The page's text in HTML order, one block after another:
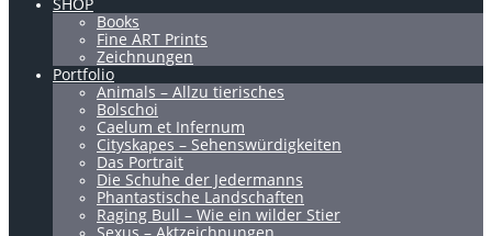
Books
Fine ART Prints
Zeichnungen
Portfolio
Animals – Allzu tierisches
Bolschoi
Caelum et Infernum
Cityskapes – Sehenswürdigkeiten
Das Portrait
Die Schuhe der Jedermanns
Phantastische Landschaften
Raging Bull – Wie ein wilder Stier